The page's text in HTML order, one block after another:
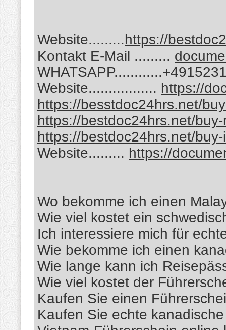
Website.........https://
Kontakt E-Mail .........
Website................. https://
https://besstdoc24hrs.net/
https://bestdoc24hrs.net/
https://bestdoc24hrs.net/
Website......... https://
Wo bekomme ich einen
Wie viel kostet ein
Ich interessiere mich für
Wie bekomme ich einen
Wie lange kann ich
Wie viel kostet der
Kaufen Sie einen
Kaufen Sie echte